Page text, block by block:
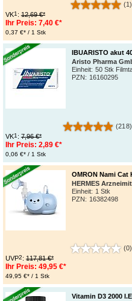
(1)
VK1 : 12,69 €*
Ihr Preis: 7,40 €*
0,37 €* / 1 Stk
IBUARISTO akut
Aristo Pharma
Einheit: 50 Stk
PZN: 16160295
(218)
VK1 : 7,96 €*
Ihr Preis: 2,89 €*
0,06 €* / 1 Stk
OMRON Nami
HERMES
Einheit: 1 Stk
PZN: 16382498
(0)
UVP2: 117,81 €*
Ihr Preis: 49,95 €*
49,95 €* / 1 Stk
Vitamin D3 2000